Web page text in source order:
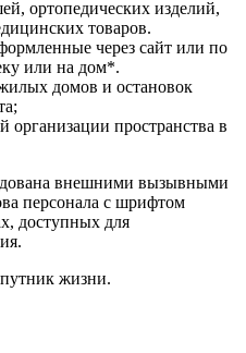
ортопедических изделий,
товаров.
через сайт или по
или на дом*.
домов и остановок
пространства в
внешними вызывными
персонала с шрифтом
доступных для
жизни.